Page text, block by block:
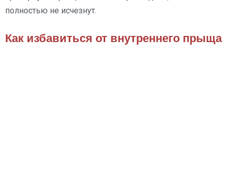
полностью не исчезнут.
Как избавиться от внутреннего прыща